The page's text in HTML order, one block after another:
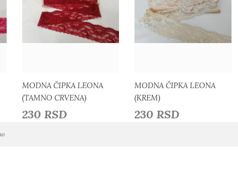
Detaljnije
Dodaj u listu želja
MODNA ČIPKA LEONA
(TAMNO CRVENA)
230 RSD
Detaljnije
Dodaj u listu želja
MODNA ČIPKA LEONA
(KREM)
230 RSD